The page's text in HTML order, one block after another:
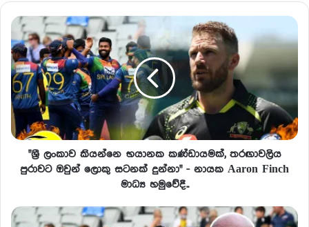
"ශ්‍රී ලංකාව කියන්නෙ භයානක කණ්ඩායමක්, තරඟාවලිය
පුරාවට ඔවුන් ලොකු සටනක් දුන්නා" - නායක Aaron Finch
මාධ්‍ය හමුවේදී..